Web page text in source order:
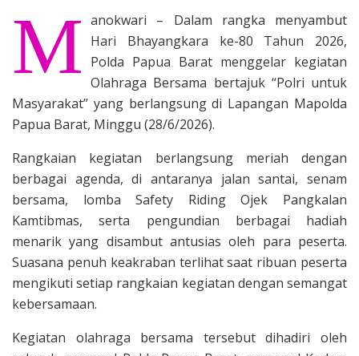
M anokwari – Dalam rangka menyambut
Hari Bhayangkara ke-80 Tahun 2026,
Polda Papua Barat menggelar kegiatan
Olahraga Bersama bertajuk “Polri untuk
Masyarakat” yang berlangsung di Lapangan Mapolda
Papua Barat, Minggu (28/6/2026).
Rangkaian kegiatan berlangsung meriah dengan
berbagai agenda, di antaranya jalan santai, senam
bersama, lomba Safety Riding Ojek Pangkalan
Kamtibmas, serta pengundian berbagai hadiah
menarik yang disambut antusias oleh para peserta.
Suasana penuh keakraban terlihat saat ribuan peserta
mengikuti setiap rangkaian kegiatan dengan semangat
kebersamaan.
Kegiatan olahraga bersama tersebut dihadiri oleh